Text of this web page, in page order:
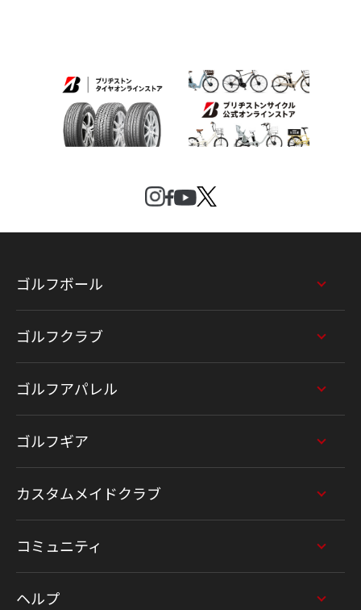
ゴルフボール
ゴルフクラブ
ゴルフアパレル
ゴルフギア
カスタムメイドクラブ
コミュニティ
ヘルプ